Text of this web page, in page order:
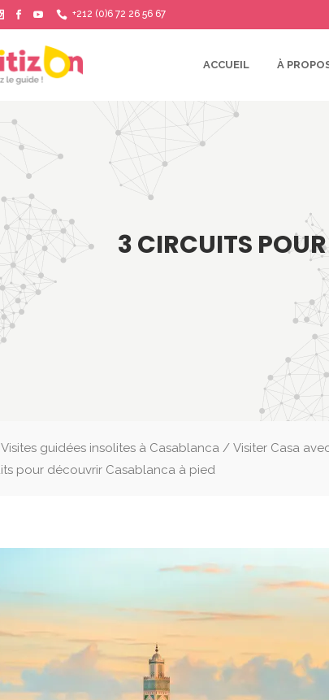
+212 (0)6 72 26 56 67
ACCUEIL À
3 CIRCUITS
guidées insolites à Casablanca / Visiter Casa
pour découvrir Casablanca à pied